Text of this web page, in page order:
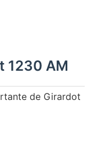
1230 AM
de Girardot